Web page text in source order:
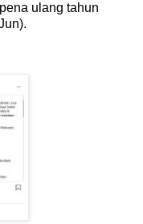
ulang tahun